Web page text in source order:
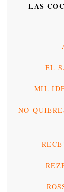
LAS
EL
MIL
NO